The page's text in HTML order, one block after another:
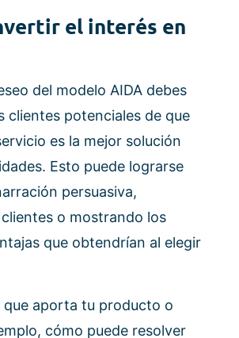
el interés en
del modelo AIDA debes
clientes potenciales de que
es la mejor solución
Esto puede lograrse
persuasiva,
o mostrando los
que obtendrían al elegir
que aporta tu producto o
cómo puede resolver